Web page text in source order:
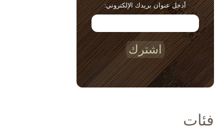
أدخل عنوان بريدك الإلكتروني:
اشترك
فئات